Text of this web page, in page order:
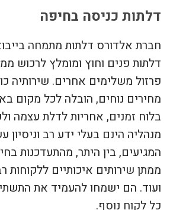
דלתות כניסה בחיפה
חברת אלדורס דלתות מתמחה בייבוא
דלתות פנים וחוץ ומומלץ לרכוש
פרזול משלימים אחרים. שירותיה
מחירים נוחים, הובלה לכל מקום
בלוח זמנים, אחריות לדלת עצמה
מנהליה הינם בעלי ידע רב וניסיון
המגיעים, בין היתר, מהתעדכנות
ממתן שירותים איכותיים ללקוחות
ועוד. הם ישמחו להעמיד את
כל לקוח נוסף.